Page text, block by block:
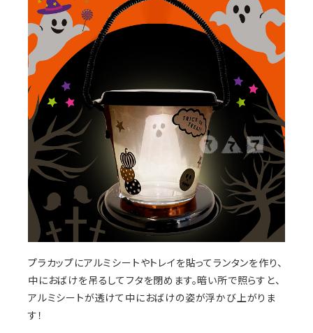
プラカップにアルミシートやトレイを貼ってランタンを作り、
中におばけを吊るしてフタを閉めます。暗い所で照らすと、
アルミシートが透けて中におばけの姿が浮かび上がりま
す！